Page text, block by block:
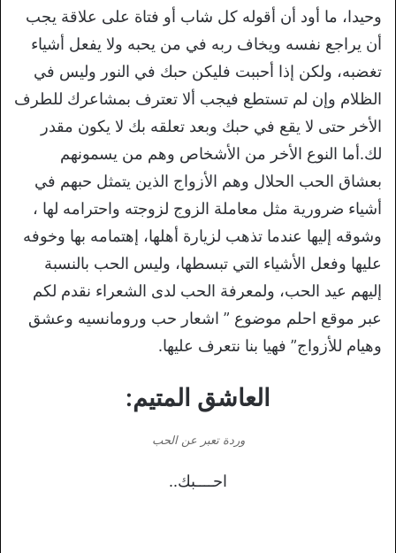
وحيدا، ما أود أن أقوله كل شاب أو فتاة على علاقة يجب
أن يراجع نفسه ويخاف ربه في من يحبه ولا يفعل أشياء
تغضبه، ولكن إذا أحببت فليكن حبك في النور وليس في
الظلام وإن لم تستطع فيجب ألا تعترف بمشاعرك للطرف
الأخر حتى لا يقع في حبك وبعد تعلقه بك لا يكون مقدر
لك.أما النوع الأخر من الأشخاص وهم من يسمونهم
بعشاق الحب الحلال وهم الأزواج الذين يتمثل حبهم في
أشياء ضرورية مثل معاملة الزوج لزوجته واحترامه لها ،
وشوقه إليها عندما تذهب لزيارة أهلها، إهتمامه بها وخوفه
عليها وفعل الأشياء التي تبسطها، وليس الحب بالنسبة
إليهم عيد الحب، ولمعرفة الحب لدى الشعراء نقدم لكم
عبر موقع احلم موضوع ” اشعار حب ورومانسيه وعشق
وهيام للأزواج” فهيا بنا نتعرف عليها.
العاشق المتيم:
وردة تعبر عن الحب
احــــبك..